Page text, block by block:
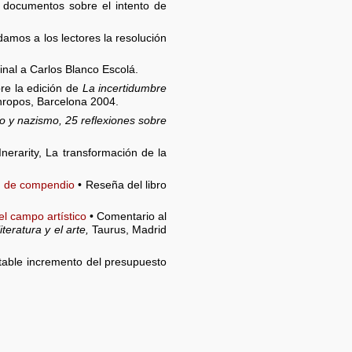
sobre el intento de
a los lectores la resolución
a Carlos Blanco Escolá.
la edición de La incertidumbre
Barcelona 2004.
y nazismo, 25 reflexiones sobre
La transformación de la
de compendio • Reseña del libro
campo artístico • Comentario al
y el arte, Taurus, Madrid
incremento del presupuesto